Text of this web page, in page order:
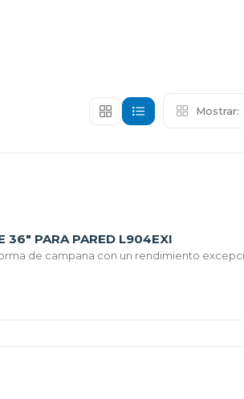
Mostrar:
36" PARA PARED L904EXI
de campana con un rendimiento